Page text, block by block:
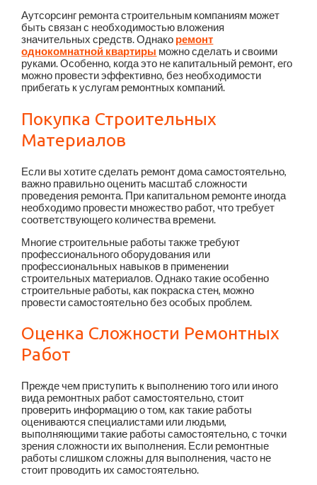
Аутсорсинг ремонта строительным компаниям может
быть связан с необходимостью вложения
значительных средств. Однако ремонт
однокомнатной квартиры можно сделать и своими
руками. Особенно, когда это не капитальный ремонт, его
можно провести эффективно, без необходимости
прибегать к услугам ремонтных компаний.
Покупка Строительных
Материалов
Если вы хотите сделать ремонт дома самостоятельно,
важно правильно оценить масштаб сложности
проведения ремонта. При капитальном ремонте иногда
необходимо провести множество работ, что требует
соответствующего количества времени.
Многие строительные работы также требуют
профессионального оборудования или
профессиональных навыков в применении
строительных материалов. Однако такие особенно
строительные работы, как покраска стен, можно
провести самостоятельно без особых проблем.
Оценка Сложности Ремонтных
Работ
Прежде чем приступить к выполнению того или иного
вида ремонтных работ самостоятельно, стоит
проверить информацию о том, как такие работы
оцениваются специалистами или людьми,
выполняющими такие работы самостоятельно, с точки
зрения сложности их выполнения. Если ремонтные
работы слишком сложны для выполнения, часто не
стоит проводить их самостоятельно.